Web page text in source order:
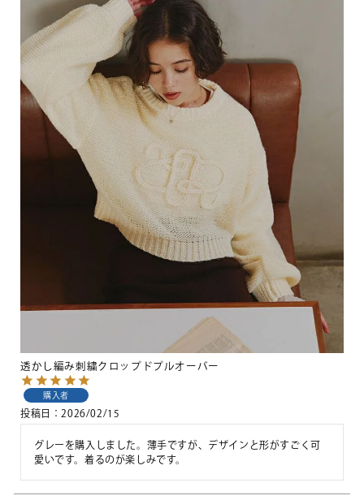
透かし編み刺繍クロップドプルオーバー
購入者
投稿日 2026/02/15
グレーを購入しました。薄手ですが、デザインと形がすごく可
愛いです。着るのが楽しみです。